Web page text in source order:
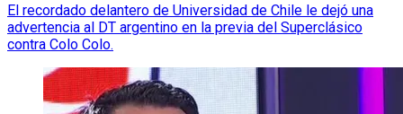
El recordado delantero de Universidad de Chile le dejó una
advertencia al DT argentino en la previa del Superclásico
contra Colo Colo.